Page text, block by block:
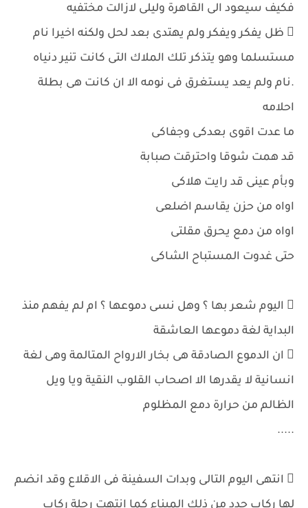
فكيف سيعود الى القاهرة وليلى لازالت مختفيه
 ظل يفكر ويفكر ولم يهتدى بعد لحل ولكنه اخيرا نام
مستسلما وهو يتذكر تلك الملاك التى كانت تنير دنياه
.نام ولم يعد يستغرق فى نومه الا ان كانت هى بطلة
احلامه
ما عدت اقوى بعدكى وجفاكى
قد همت شوقا واحترقت صبابة
وبأم عينى قد رايت هلاكى
اواه من حزن يقاسم اضلعى
اواه من دمع يحرق مقلتى
حتى غدوت المستباح الشاكى
 اليوم شعر بها ؟ وهل نسى دموعها ؟ ام لم يفهم منذ
البداية لغة دموعها العاشقة
 ان الدموع الصادقة هى بخار الارواح المتالمة وهى لغة
انسانية لا يقدرها الا اصحاب القلوب النقية ويا ويل
الظالم من حرارة دمع المظلوم
.....
 انتهى اليوم التالى وبدات السفينة فى الاقلاع وقد انضم
لها ركاب جدد من ذلك الميناء كما انتهت رحلة ركاب